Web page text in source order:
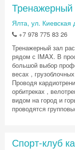
Тренажерный
Ялта, ул. Киевская
+7 978 775 83 26
Тренажерный зал
рядом с IMAX. В
большой выбор
весах ,
Проводя
орбитреках ,
видом на город и
проводятся
Спорт-клуб
Хочешь